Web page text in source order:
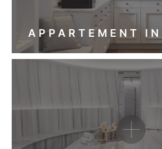
APPARTEMENT